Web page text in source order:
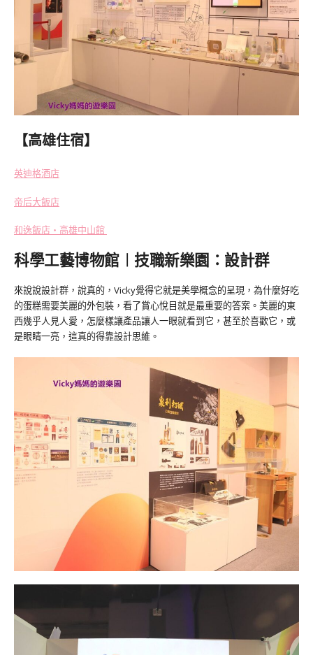
【高雄住宿】
英迪格酒店
帝后大飯店
和逸飯店‧高雄中山館
科學工藝博物館︱技職新樂園：設計群
來說說設計群，說真的，Vicky覺得它就是美學概念的呈現，為什麼好吃
的蛋糕需要美麗的外包裝，看了賞心悅目就是最重要的答案。美麗的東
西幾乎人見人愛，怎麼樣讓產品讓人一眼就看到它，甚至於喜歡它，或
是眼睛一亮，這真的得靠設計思維。